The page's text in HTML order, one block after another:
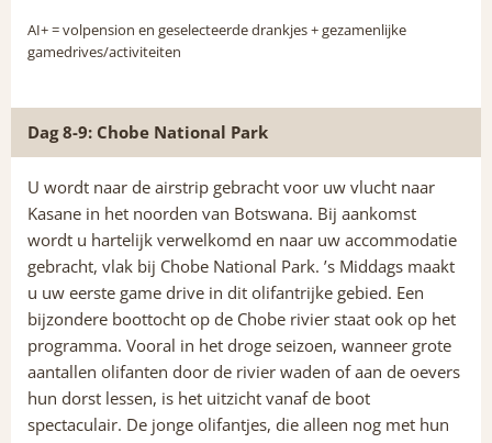
AI+= volpension en geselecteerde drankjes + gezamenlijke
gamedrives/activiteiten
Dag 8-9: Chobe National Park
U wordt naar de airstrip gebracht voor uw vlucht naar
Kasane in het noorden van Botswana. Bij aankomst
wordt u hartelijk verwelkomd en naar uw accommodatie
gebracht, vlak bij Chobe National Park. ’s Middags maakt
u uw eerste game drive in dit olifantrijke gebied. Een
bijzondere boottocht op de Chobe rivier staat ook op het
programma. Vooral in het droge seizoen, wanneer grote
aantallen olifanten door de rivier waden of aan de oevers
hun dorst lessen, is het uitzicht vanaf de boot
spectaculair. De jonge olifantjes, die alleen nog met hun